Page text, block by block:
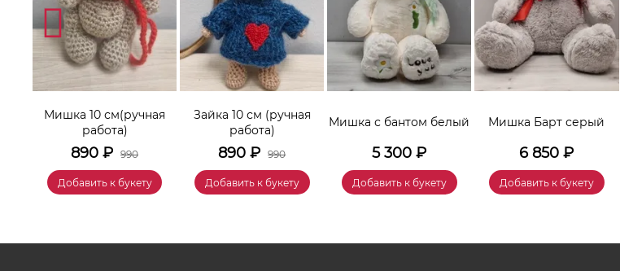
Мишка 10 см(ручная
работа)
890 ₽ 990
Добавить к букету
Зайка 10 см (ручная
работа)
890 ₽ 990
Добавить к букету
Мишка с бантом белый
5 300 ₽
Добавить к букету
Мишка Барт серый
6 850 ₽
Добавить к букету